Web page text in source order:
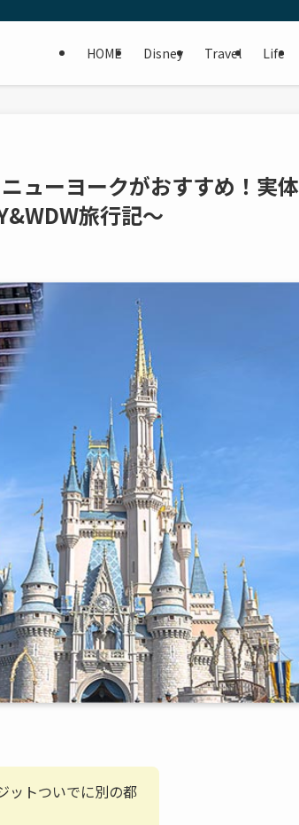
HOME Disney Travel Life
ューヨークがおすすめ！実体
旅行記～
ットついでに別の都